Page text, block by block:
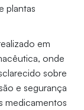
plantas
em
onde
sobre
e segurança
medicamentos